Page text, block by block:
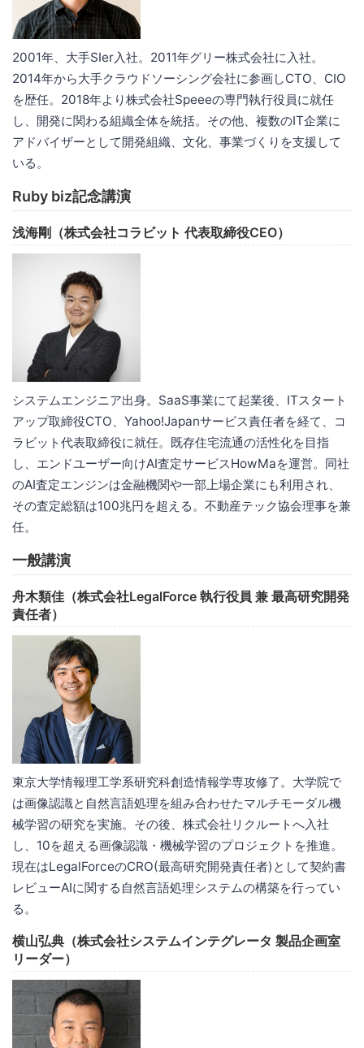
2001年、大手SIer入社。2011年グリー株式会社に入社。
2014年から大手クラウドソーシング会社に参画しCTO、CIO
を歴任。2018年より株式会社Speeeの専門執行役員に就任
し、開発に関わる組織全体を統括。その他、複数のIT企業に
アドバイザーとして開発組織、文化、事業づくりを支援して
いる。
Ruby biz記念講演
浅海剛（株式会社コラビット 代表取締役CEO）
システムエンジニア出身。SaaS事業にて起業後、ITスタート
アップ取締役CTO、Yahoo!Japanサービス責任者を経て、コ
ラビット代表取締役に就任。既存住宅流通の活性化を目指
し、エンドユーザー向けAI査定サービスHowMaを運営。同社
のAI査定エンジンは金融機関や一部上場企業にも利用され、
その査定総額は100兆円を超える。不動産テック協会理事を兼
任。
一般講演
舟木類佳（株式会社LegalForce 執行役員 兼 最高研究開発
責任者）
東京大学情報理工学系研究科創造情報学専攻修了。大学院で
は画像認識と自然言語処理を組み合わせたマルチモーダル機
械学習の研究を実施。その後、株式会社リクルートへ入社
し、10を超える画像認識・機械学習のプロジェクトを推進。
現在はLegalForceのCRO(最高研究開発責任者)として契約書
レビューAIに関する自然言語処理システムの構築を行ってい
る。
横山弘典（株式会社システムインテグレータ 製品企画室
リーダー）